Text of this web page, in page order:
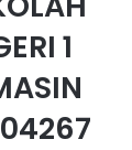
1